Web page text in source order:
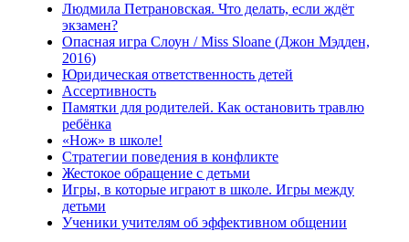
Людмила Петрановская. Что делать, если ждёт
экзамен?
Опасная игра Слоун / Miss Sloane (Джон Мэдден,
2016)
Юридическая ответственность детей
Ассертивность
Памятки для родителей. Как остановить травлю
ребёнка
«Нож» в школе!
Стратегии поведения в конфликте
Жестокое обращение с детьми
Игры, в которые играют в школе. Игры между
детьми
Ученики учителям об эффективном общении